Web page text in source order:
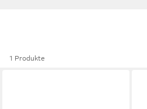
1 Produkte